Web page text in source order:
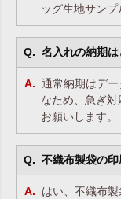
ッグ生地サンプ
名入れの納期
通常納期はデ
なため、急ぎ
お願いします。
不織布製袋の
はい、不織布